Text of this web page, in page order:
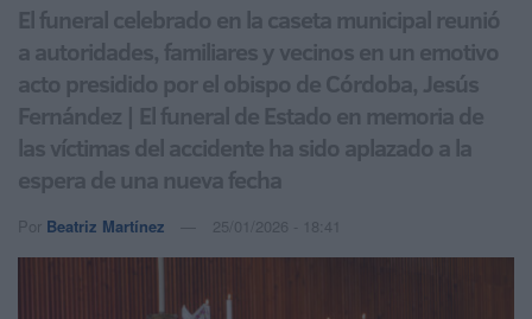
El funeral celebrado en la caseta municipal reunió
a autoridades, familiares y vecinos en un emotivo
acto presidido por el obispo de Córdoba, Jesús
Fernández | El funeral de Estado en memoria de
las víctimas del accidente ha sido aplazado a la
espera de una nueva fecha
Por Beatriz Martínez 25/01/2026 - 18:41